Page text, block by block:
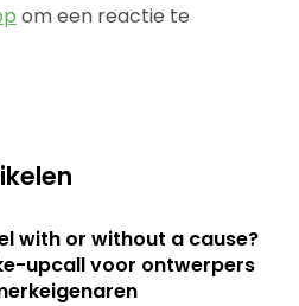
om een reactie te
with or without a cause?
upcall voor ontwerpers